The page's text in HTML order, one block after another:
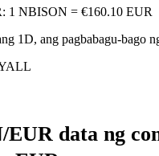
: 1 NBISON = €160.10 EUR
1D, ang pagbabagu-bago
ALL
data ng